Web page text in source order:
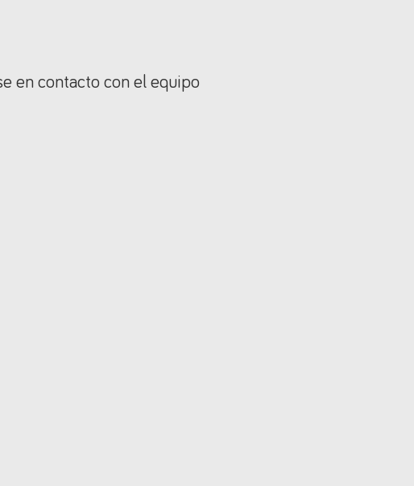
en contacto con el equipo